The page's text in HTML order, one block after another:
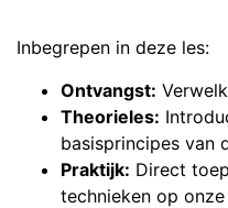
Inbegrepen in deze les:
Ontvangst:
Theorieles:
basisprincipes van
Praktijk: Direct
technieken op